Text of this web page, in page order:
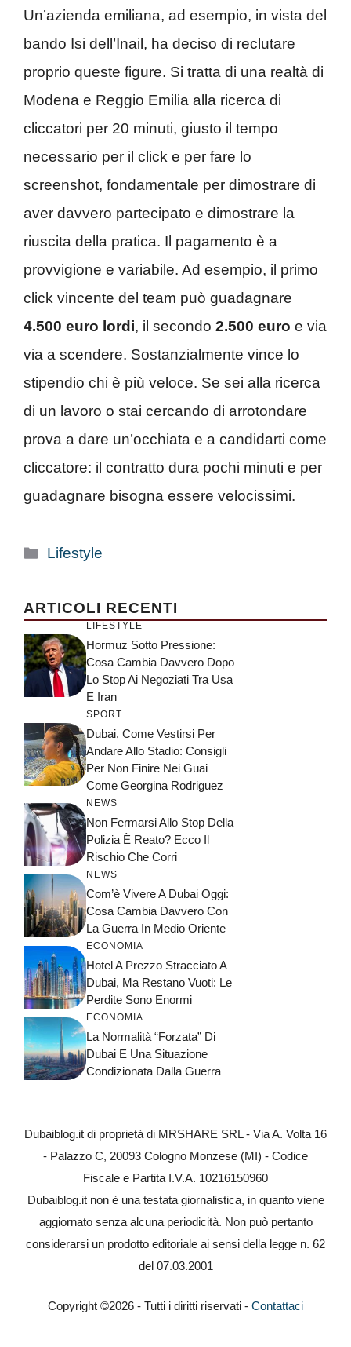
Un’azienda emiliana, ad esempio, in vista del
bando Isi dell’Inail, ha deciso di reclutare
proprio queste figure. Si tratta di una realtà di
Modena e Reggio Emilia alla ricerca di
cliccatori per 20 minuti, giusto il tempo
necessario per il click e per fare lo
screenshot, fondamentale per dimostrare di
aver davvero partecipato e dimostrare la
riuscita della pratica. Il pagamento è a
provvigione e variabile. Ad esempio, il primo
click vincente del team può guadagnare
4.500 euro lordi, il secondo 2.500 euro e via
via a scendere. Sostanzialmente vince lo
stipendio chi è più veloce. Se sei alla ricerca
di un lavoro o stai cercando di arrotondare
prova a dare un’occhiata e a candidarti come
cliccatore: il contratto dura pochi minuti e per
guadagnare bisogna essere velocissimi.
Categorie
Lifestyle
ARTICOLI RECENTI
LIFESTYLE
Hormuz Sotto Pressione:
Cosa Cambia Davvero Dopo
Lo Stop Ai Negoziati Tra Usa
E Iran
SPORT
Dubai, Come Vestirsi Per
Andare Allo Stadio: Consigli
Per Non Finire Nei Guai
Come Georgina Rodriguez
NEWS
Non Fermarsi Allo Stop Della
Polizia È Reato? Ecco Il
Rischio Che Corri
NEWS
Com’è Vivere A Dubai Oggi:
Cosa Cambia Davvero Con
La Guerra In Medio Oriente
ECONOMIA
Hotel A Prezzo Stracciato A
Dubai, Ma Restano Vuoti: Le
Perdite Sono Enormi
ECONOMIA
La Normalità “forzata” Di
Dubai E Una Situazione
Condizionata Dalla Guerra
Dubaiblog.it di proprietà di MRSHARE SRL - Via A. Volta 16
- Palazzo C, 20093 Cologno Monzese (MI) - Codice
Fiscale e Partita I.V.A. 10216150960
Dubaiblog.it non è una testata giornalistica, in quanto viene
aggiornato senza alcuna periodicità. Non può pertanto
considerarsi un prodotto editoriale ai sensi della legge n. 62
del 07.03.2001
Copyright ©2026 - Tutti i diritti riservati - Contattaci